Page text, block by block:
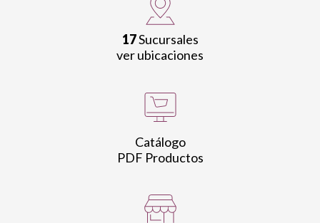
17Sucursales
ver ubicaciones
Catálogo
PDF Productos